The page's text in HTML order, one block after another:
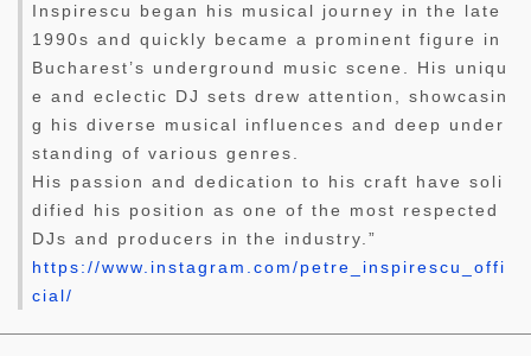
Inspirescu began his musical journey in the late
1990s and quickly became a prominent figure in
Bucharest’s underground music scene. His uniqu
e and eclectic DJ sets drew attention, showcasin
g his diverse musical influences and deep under
standing of various genres.
His passion and dedication to his craft have soli
dified his position as one of the most respected
DJs and producers in the industry.”
https://www.instagram.com/petre_inspirescu_offi
cial/